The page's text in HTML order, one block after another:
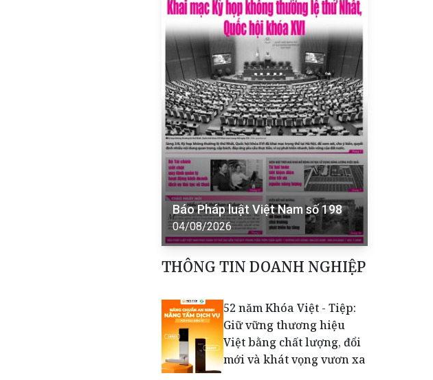
Báo Pháp luật Việt Nam số 198
04/08/2026
THÔNG TIN DOANH NGHIỆP
52 năm Khóa Việt - Tiệp:
Giữ vững thương hiệu
Việt bằng chất lượng, đổi
mới và khát vọng vươn xa